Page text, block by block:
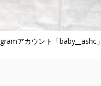
アカウント「baby__ashc」